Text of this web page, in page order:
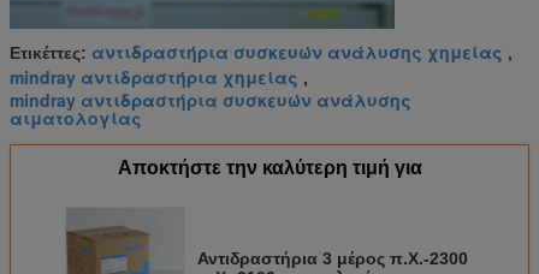
Ετικέττες: αντιδραστήρια συσκευών ανάλυσης χημείας ,
mindray αντιδραστήρια χημείας ,
mindray αντιδραστήρια συσκευών ανάλυσης
αιματολογίας
Αποκτήστε την καλύτερη τιμή για
Αντιδραστήρια 3 μέρος π.Χ.-2300